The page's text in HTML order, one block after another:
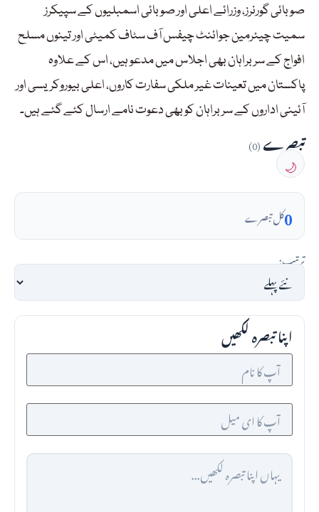
صوبائی گورنرز، وزرائے اعلی اور صوبائی اسمبلیوں کے سپیکرز
سمیت چیئرمین جوائنٹ چیفس آف سٹاف کمیٹی اور تینوں مسلح
افواج کے سربراہان بھی اجلاس میں مدعو ہیں، اس کے علاوہ
پاکستان میں تعینات غیر ملکی سفارت کاروں، اعلی بیوروکریسی اور
آئینی اداروں کے سربراہان کو بھی دعوت نامے ارسال کئے گئے ہیں۔
تبصرے(0)
🌙
0کل تبصرے
ترتیب:
اپنا تبصرہ لکھیں